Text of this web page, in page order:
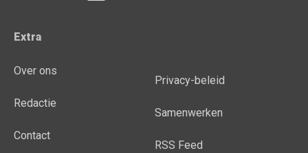
Extra
Over ons
Redactie
Contact
Privacy-beleid
Samenwerken
RSS Feed